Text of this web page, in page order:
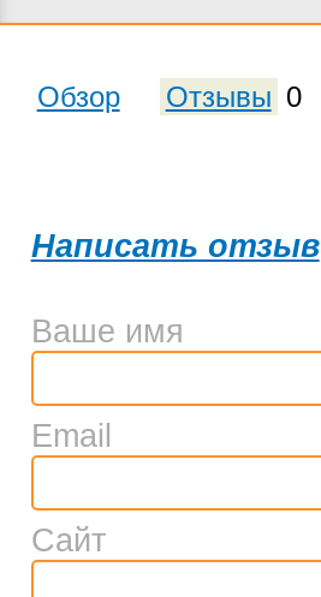
Обзор Отзывы 0
Написать отзыв
Ваше имя
Email
Сайт